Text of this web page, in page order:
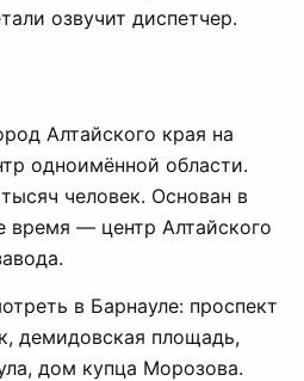
озвучит диспетчер.
Алтайского края на
одноимённой области.
человек. Основан в
время — центр Алтайского
в Барнауле: проспект
демидовская площадь,
дом купца Морозова.